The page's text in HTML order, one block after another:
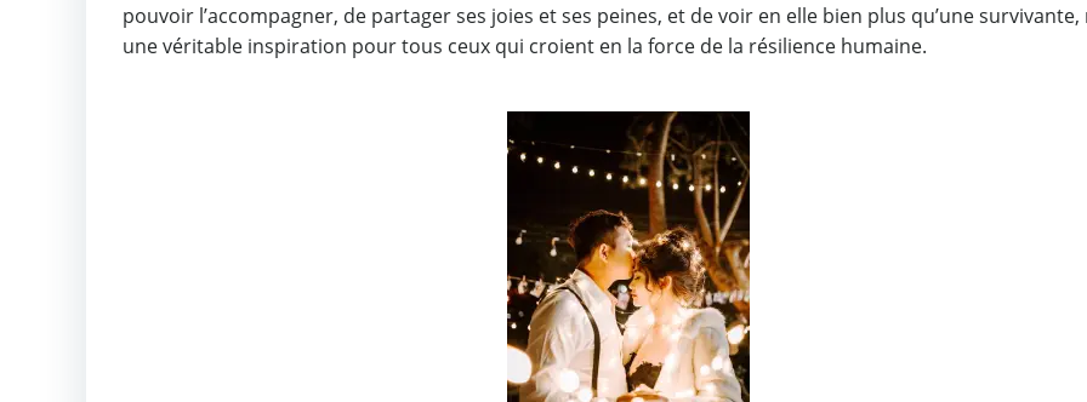
pouvoir l’accompagner, de partager ses joies et ses peines, et de voir en elle bien plus qu’une survivante,
une véritable inspiration pour tous ceux qui croient en la force de la résilience humaine.